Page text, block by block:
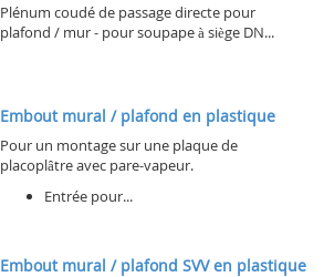
Plénum coudé de passage directe pour
plafond / mur - pour soupape à siège DN...
Embout mural / plafond en plastique
Pour un montage sur une plaque de
placoplâtre avec pare-vapeur.
Entrée pour...
Embout mural / plafond SVV en plastique